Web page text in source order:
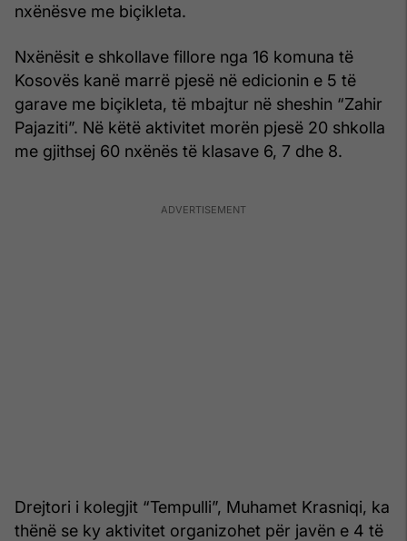
nxënësve me biçikleta.
Nxënësit e shkollave fillore nga 16 komuna të
Kosovës kanë marrë pjesë në edicionin e 5 të
garave me biçikleta, të mbajtur në sheshin “Zahir
Pajaziti”. Në këtë aktivitet morën pjesë 20 shkolla
me gjithsej 60 nxënës të klasave 6, 7 dhe 8.
Drejtori i kolegjit “Tempulli”, Muhamet Krasniqi, ka
thënë se ky aktivitet organizohet për javën e 4 të